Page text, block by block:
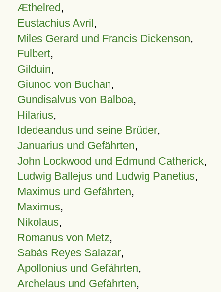
Æthelred,
Eustachius Avril,
Miles Gerard und Francis Dickenson,
Fulbert,
Gilduin,
Giunoc von Buchan,
Gundisalvus von Balboa,
Hilarius,
Idedeandus und seine Brüder,
Januarius und Gefährten,
John Lockwood und Edmund Catherick,
Ludwig Ballejus und Ludwig Panetius,
Maximus und Gefährten,
Maximus,
Nikolaus,
Romanus von Metz,
Sabás Reyes Salazar,
Apollonius und Gefährten,
Archelaus und Gefährten,